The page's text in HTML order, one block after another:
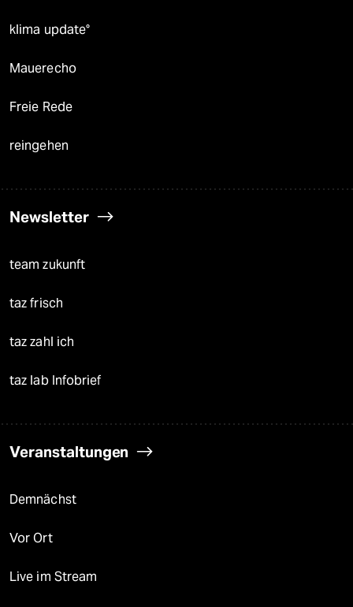
klima update°
Mauerecho
Freie Rede
reingehen
Newsletter
team zukunft
taz frisch
taz zahl ich
taz lab Infobrief
Veranstaltungen
Demnächst
Vor Ort
Live im Stream